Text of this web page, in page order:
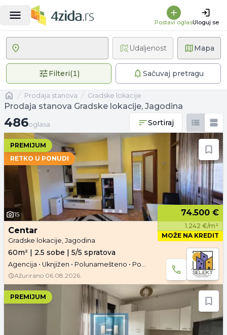
Postavi oglasUloguj se
Mapa
Filteri(1)1 primenjen filterSačuvaj pretragu
Udaljenost
Naslovnaprodaja stanova Gradske lokacije
Prodaja stanova Gradske lokacije, Jagodina
486 oglasa
486oglasa Sortiraj
PREMIJUM
RETKO U PONUDI
15 74.500 €
1.242 €/m²
MOŽE NA KREDIT
Centar
Gradske lokacije, Jagodina
60m² | 2.5 sobe | 5/5 spratova
Agencija • Uknjižen • Polunamešteno • Podrum
Ažurirano 06.08.2026.
PREMIJUM